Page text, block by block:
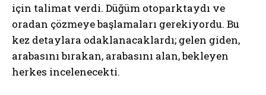
için talimat verdi. Düğüm otoparktaydı ve
oradan çözmeye başlamaları gerekiyordu. Bu
kez detaylara odaklanacaklardı; gelen giden,
arabasını bırakan, arabasını alan, bekleyen
herkes incelenecekti.